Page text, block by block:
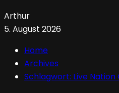
Arthur
5. August 2026
Home
Archives
Schlagwort: Live Nation